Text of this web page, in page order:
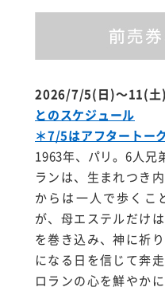
2026/7/5(日)〜11(
とのスケジュール
＊7/5はアフタートー
1963年、パリ。6人兄
ランは、生まれつき
からは一人で歩くこ
が、母エステルだけ
を巻き込み、神に祈
になる日を信じて奔
ロランの心を鮮やか